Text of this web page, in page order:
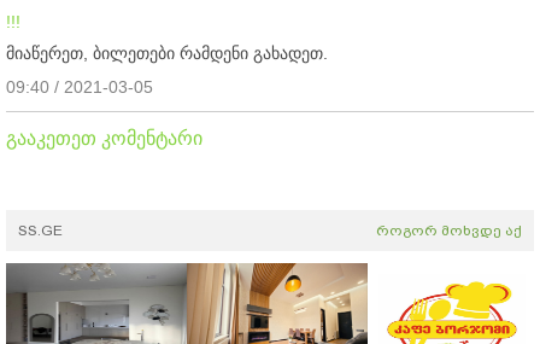
!!!
მიაწერეთ, ბილეთები რამდენი გახადეთ.
09:40 / 2021-03-05
გააკეთეთ კომენტარი
SS.GE როგორ მოხვდე აქ